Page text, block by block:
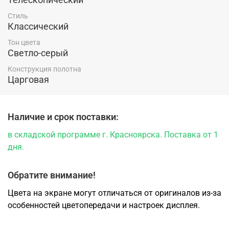
можете в магазине компании "Ярдеко".
Стиль
Классический
Тон цвета
Светло-серый
Конструкция полотна
Царговая
Наличие и срок поставки:
в складской программе г. Красноярска. Поставка от 1
дня.
Обратите внимание!
Цвета на экране могут отличаться от оригиналов из-за
особенностей цветопередачи и настроек дисплея.